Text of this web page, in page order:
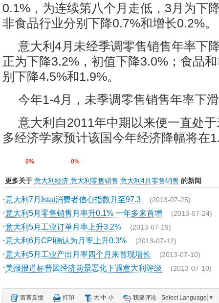
0.1%，为连续第八个月走低，3月为下
非食品行业分别下降0.7%和增长0.2%。
意大利4月未经季调零售销售年率下
正为下降3.2%，初值下降3.0%；食品
别下降4.5%和1.9%。
今年1-4月，未季调零售销售年率下
意大利自2011年中期以来便一直处
多经济学家预计该国今年经济降幅将在
0% 0%
更多关于 意大利经济 意大利零售销售 意大利4月零售销售 的新闻
·意大利7月Istat消费者信心指数升至97.3 (2013-07-25)
·意大利5月零售销售月率升0.1% 一年多来首增 (2013-07-24)
·意大利5月工业订单月率上升3.2% (2013-07-19)
·意大利6月CPI确认为月率上升0.3% (2013-07-12)
·意大利5月工业产出月率四个月来首现增长 (2013-07-10)
·美报报道标普因经济前景恶化下调意大利评级 (2013-07-10)
留言反馈 打印 大 中 小 我要评论 Select Language ▼